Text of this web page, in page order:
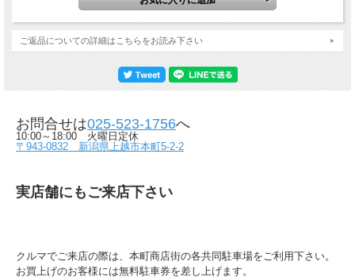
ご返品についての詳細はこちらをお読み下さい
お問合せは025-523-1756へ
10:00～18:00 火曜日定休
〒943-0832 新潟県上越市本町5-2-2
実店舗にもご来店下さい
クルマでご来店の際は、本町商店街の各共同駐車場をご利用下さい。
お買上げのお客様には無料駐車券を差し上げます。